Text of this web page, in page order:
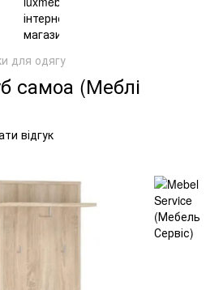
для одягу
самоа (Меблі
відгук